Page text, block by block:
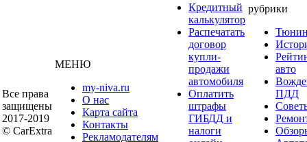
Все права
защищены
2017-2019
© CarExtra
МЕНЮ
my-niva.ru
О нас
Карта сайта
Контакты
Рекламодателям
Кредитный
калькулятор
Распечатать
договор
купли-
продажи
автомобиля
Оплатить
штрафы
ГИБДД и
налоги
рубрики
авто
ПДД